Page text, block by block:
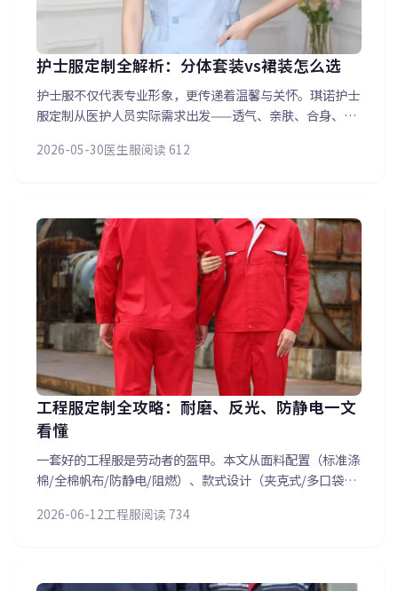
护士服定制全解析：分体套装vs裙装怎么选
护士服不仅代表专业形象，更传递着温馨与关怀。琪诺护士
服定制从医护人员实际需求出发——透气、亲肤、合身、耐
（优雅亲和）两种款式，分享不同科室颜色区分方案，以及
2026-05-30医生服阅读 612
工程服定制全攻略：耐磨、反光、防静电一文
看懂
一套好的工程服是劳动者的盔甲。本文从面料配置（标准涤
棉/全棉帆布/防静电/阻燃）、款式设计（夹克式/多口袋/反
地、电力施工等场景的工程服定制要点。让团队工作服既安
2026-06-12工程服阅读 734